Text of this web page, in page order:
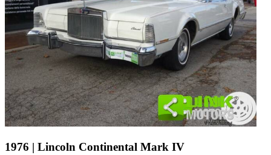
1976 | Lincoln Continental Mark IV